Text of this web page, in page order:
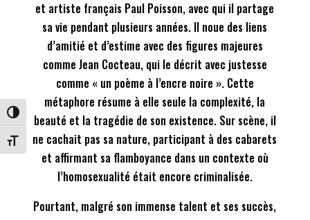
Passer en contraste élevé
Changer la taille de la police
et artiste français Paul Poisson, avec qui il partage
sa vie pendant plusieurs années. Il noue des liens
d’amitié et d’estime avec des figures majeures
comme Jean Cocteau, qui le décrit avec justesse
comme « un poème à l’encre noire ». Cette
métaphore résume à elle seule la complexité, la
beauté et la tragédie de son existence. Sur scène, il
ne cachait pas sa nature, participant à des cabarets
et affirmant sa flamboyance dans un contexte où
l’homosexualité était encore criminalisée.
Pourtant, malgré son immense talent et ses succès,